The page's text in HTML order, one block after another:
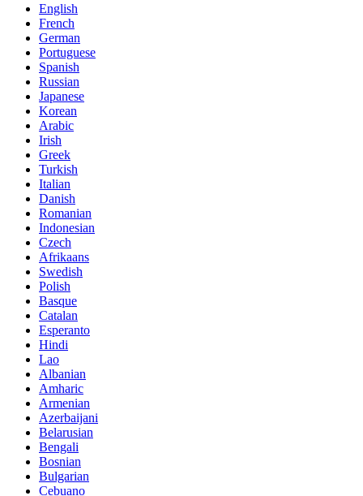
English
French
German
Portuguese
Spanish
Russian
Japanese
Korean
Arabic
Irish
Greek
Turkish
Italian
Danish
Romanian
Indonesian
Czech
Afrikaans
Swedish
Polish
Basque
Catalan
Esperanto
Hindi
Lao
Albanian
Amharic
Armenian
Azerbaijani
Belarusian
Bengali
Bosnian
Bulgarian
Cebuano